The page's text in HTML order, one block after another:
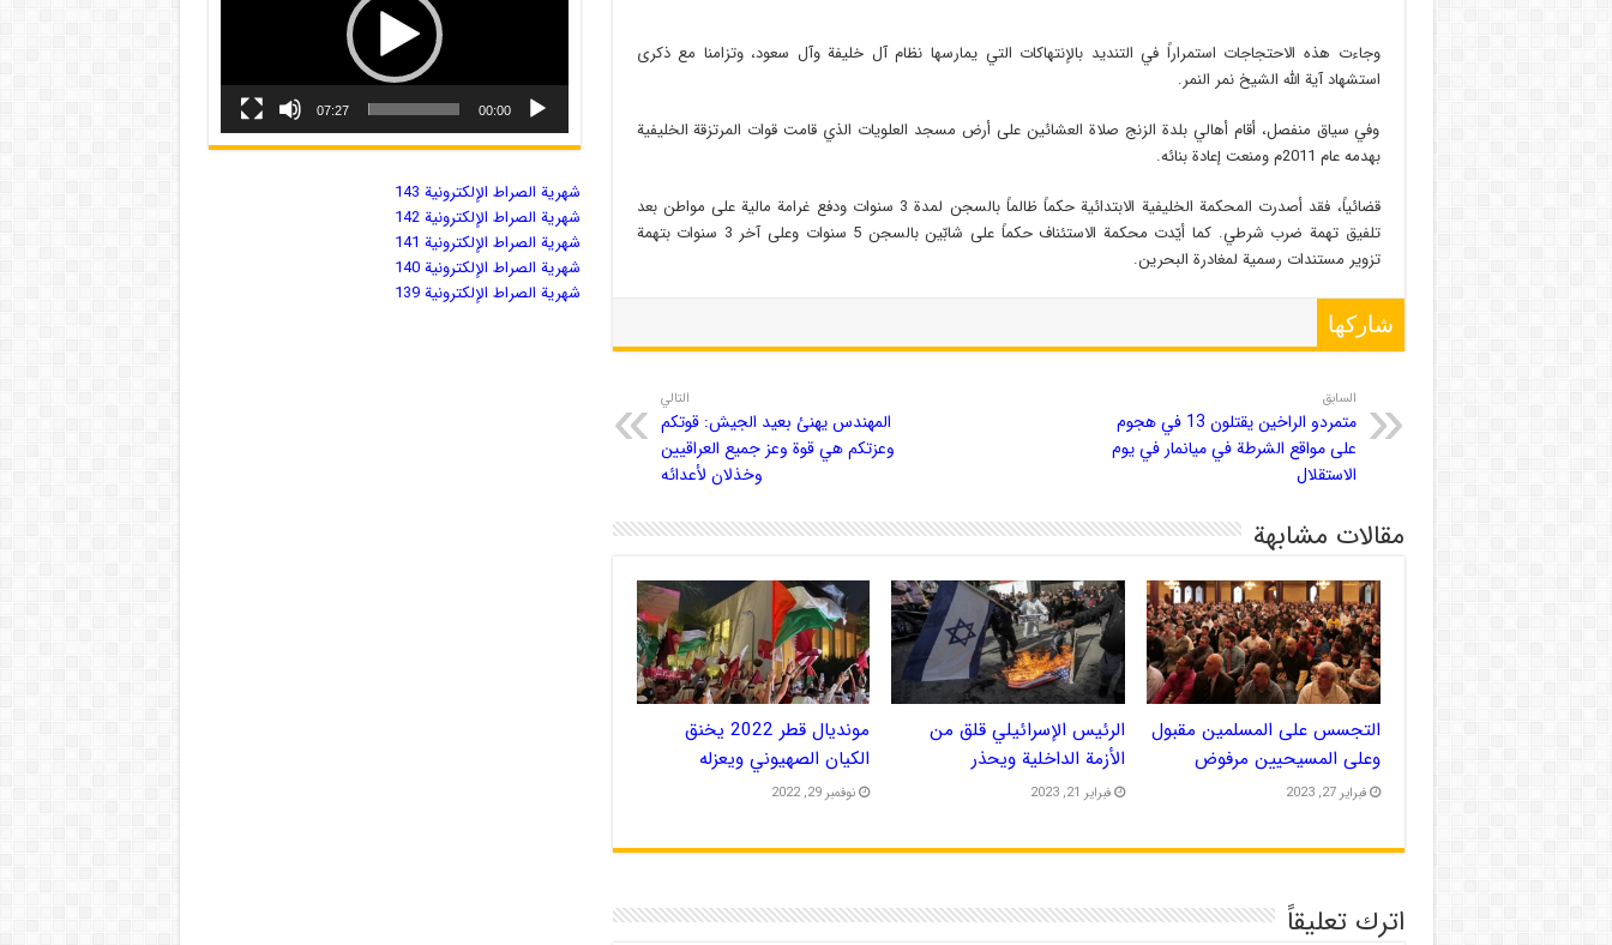
وجاءت هذه الاحتجاجات استمراراً في التنديد بالإنتهاكات التي يمارسها نظام آل خليفة وآل سعود، وتزامنا مع ذكرى
استشهاد آية الله الشيخ نمر النمر.
وفي سياق منفصل، أقام أهالي بلدة الزنج صلاة العشائين على أرض مسجد العلويات الذي قامت قوات المرتزقة الخليفية
بهدمه عام 2011م ومنعت إعادة بنائه.
قضائياً، فقد أصدرت المحكمة الخليفية الابتدائية حكماً ظالماً بالسجن لمدة 3 سنوات ودفع غرامة مالية على مواطن بعد
تلفيق تهمة ضرب شرطي. كما أيّدت محكمة الاستئناف حكماً على شابّين بالسجن 5 سنوات وعلى آخر 3 سنوات بتهمة
تزوير مستندات رسمية لمغادرة البحرين.
شاركها
السابق
متمردو الراخين يقتلون 13 في هجوم
على مواقع الشرطة في ميانمار في يوم
الاستقلال
التالي
المهندس يهنئ بعيد الجيش: قوتكم
وعزتكم هي قوة وعز جميع العراقيين
وخذلان لأعدائه
مقالات مشابهة
التجسس على المسلمين مقبول
وعلى المسيحيين مرفوض
فبراير 27, 2023
الرئيس الإسرائيلي قلق من
الأزمة الداخلية ويحذر
فبراير 21, 2023
مونديال قطر 2022 يخنق
الكيان الصهيوني ويعزله
نوفمبر 29, 2022
اترك تعليقاً
00:00
07:27
شهریة الصراط الإلكترونية 143
شهریة الصراط الإلكترونية 142
شهریة الصراط الإلكترونية 141
شهریة الصراط الإلكترونية 140
شهریة الصراط الإلكترونية 139